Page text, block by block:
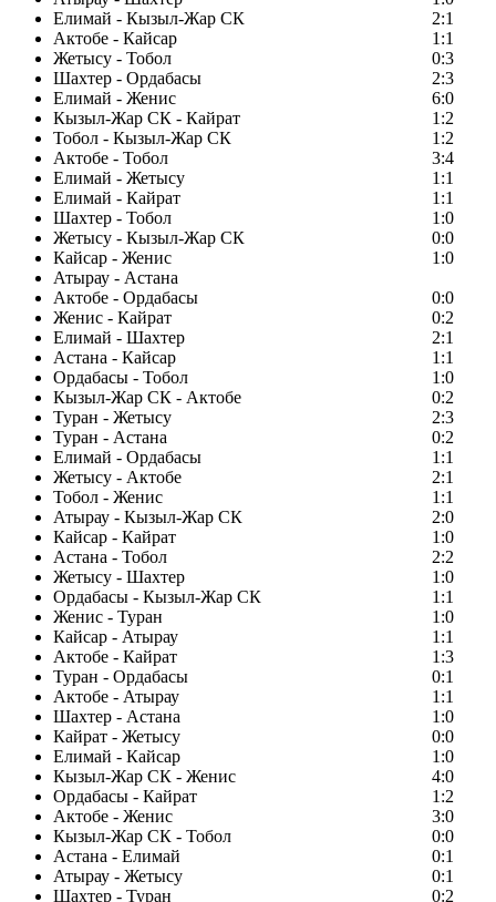
Елимай - Кызыл-Жар СК
2:1
Актобе - Кайсар
1:1
Жетысу - Тобол
0:3
Шахтер - Ордабасы
2:3
Елимай - Женис
6:0
Кызыл-Жар СК - Кайрат
1:2
Тобол - Кызыл-Жар СК
1:2
Актобе - Тобол
3:4
Елимай - Жетысу
1:1
Елимай - Кайрат
1:1
Шахтер - Тобол
1:0
Жетысу - Кызыл-Жар СК
0:0
Кайсар - Женис
1:0
Атырау - Астана
Актобе - Ордабасы
0:0
Женис - Кайрат
0:2
Елимай - Шахтер
2:1
Астана - Кайсар
1:1
Ордабасы - Тобол
1:0
Кызыл-Жар СК - Актобе
0:2
Туран - Жетысу
2:3
Туран - Астана
0:2
Елимай - Ордабасы
1:1
Жетысу - Актобе
2:1
Тобол - Женис
1:1
Атырау - Кызыл-Жар СК
2:0
Кайсар - Кайрат
1:0
Астана - Тобол
2:2
Жетысу - Шахтер
1:0
Ордабасы - Кызыл-Жар СК
1:1
Женис - Туран
1:0
Кайсар - Атырау
1:1
Актобе - Кайрат
1:3
Туран - Ордабасы
0:1
Актобе - Атырау
1:1
Шахтер - Астана
1:0
Кайрат - Жетысу
0:0
Елимай - Кайсар
1:0
Кызыл-Жар СК - Женис
4:0
Ордабасы - Кайрат
1:2
Актобе - Женис
3:0
Кызыл-Жар СК - Тобол
0:0
Астана - Елимай
0:1
Атырау - Жетысу
0:1
Шахтер - Туран
0:2